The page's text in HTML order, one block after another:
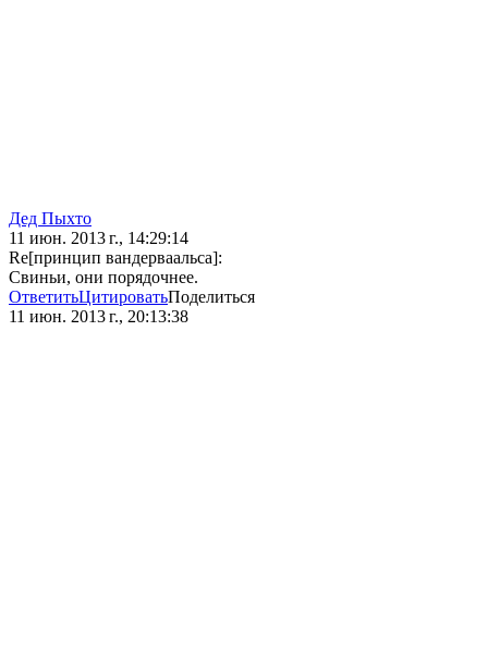
Дед Пыхто
11 июн. 2013 г., 14:29:14
Re[принцип вандерваальса]:
Свиньи, они порядочнее.
ОтветитьЦитироватьПоделиться
11 июн. 2013 г., 20:13:38